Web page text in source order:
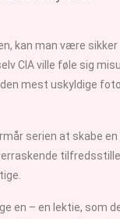
kan man være
CIA ville føle sig
mest uskyldige
serien at skabe
– en lektie, som